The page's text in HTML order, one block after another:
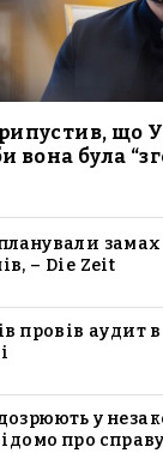
що
вона була
замах
– Die Zeit
провів аудит
у
про справу